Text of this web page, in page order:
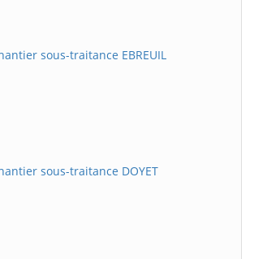
sous-traitance EBREUIL
sous-traitance DOYET